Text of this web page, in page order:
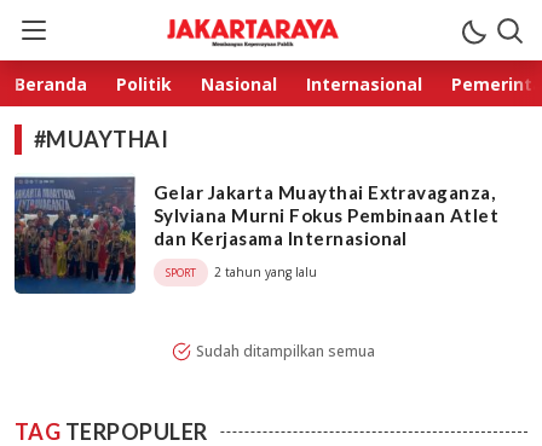
Jakarta Raya
Membangun Kepercayaan Publik
Beranda Politik Nasional Internasional
#MUAYTHAI
Gelar Jakarta Muaythai Extravaganza,
Sylviana Murni Fokus Pembinaan Atlet
dan Kerjasama Internasional
SPORT 2 tahun yang lalu
Sudah ditampilkan semua
TAG TERPOPULER